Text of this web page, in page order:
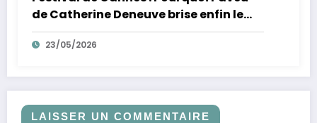
de Catherine Deneuve brise enfin le
mythe de la Croisette
23/05/2026
LAISSER UN COMMENTAIRE